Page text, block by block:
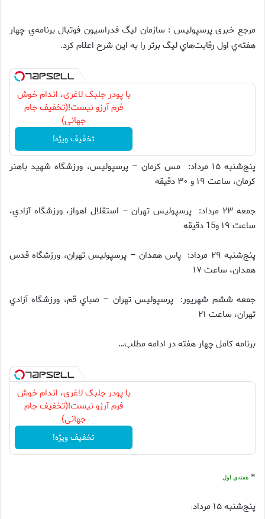
مرجع خبری پرسپولیس : سازمان ليگ فدراسيون فوتبال برنامه‌ي چهار
هفته‌ي اول رقابت‌هاي ليگ برتر را به اين شرح اعلام كرد.
با پودر جلبک لاغری، اندام خوش
فرم آرزو نیست!(تخفیف جام
جهانی)
تخفیف ویژه!
پنج‌شنبه ۱۵ مرداد: مس كرمان – پرسپولیس، ورزشگاه شهيد باهنر
كرمان، ساعت ۱۹ و ۳۰ دقيقه
جمعه ۲۳ مرداد: پرسپولیس تهران – استقلال اهواز، ورزشگاه آزادي،
ساعت ۱۹ و15 دقيقه
پنج‌شنبه ۲۹ مرداد: پاس همدان – پرسپولیس تهران، ورزشگاه قدس
همدان، ساعت ۱۷
جمعه ششم شهريور: پرسپولیس تهران – صباي قم، ورزشگاه آزادي
تهران، ساعت ۲۱
برنامه کامل چهار هفته در ادامه مطلب…
با پودر جلبک لاغری، اندام خوش
فرم آرزو نیست!(تخفیف جام
جهانی)
تخفیف ویژه!
* هفته‌ي اول
پنج‌شنبه ۱۵ مرداد :